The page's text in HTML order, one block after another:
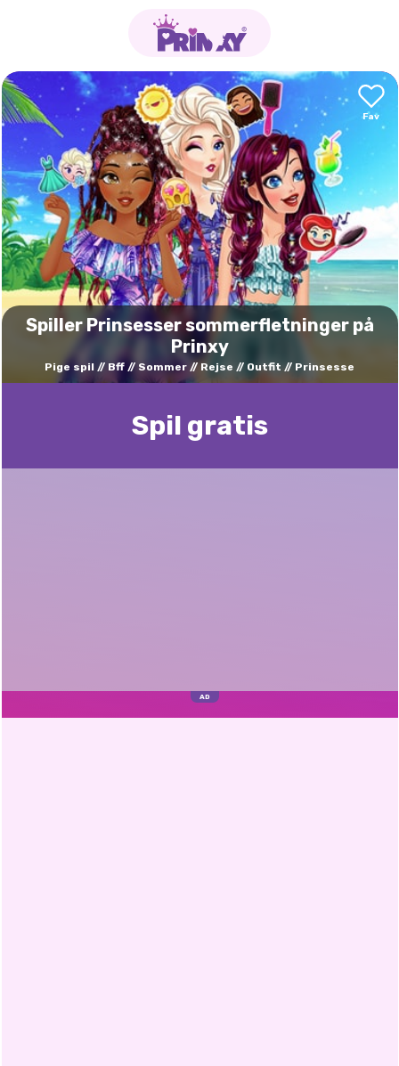
Spiller Prinsesser sommerfletninger på
Prinxy
Pige spil Bff Sommer Rejse Outfit Prinsesse
Spil gratis